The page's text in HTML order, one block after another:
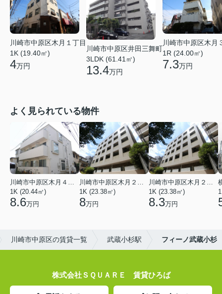
川崎市中原区木月１丁目
1K (19.40㎡)
4万円
川崎市中原区井田三舞町
3LDK (61.41㎡)
13.4万円
川崎市中原区木月
1R (24.00㎡)
7.3万円
よく見られている物件
川崎市中原区木月４丁目
1K (20.44㎡)
8.6万円
川崎市中原区木月２丁目
1K (23.38㎡)
8万円
川崎市中原区木月２丁目
1K (23.38㎡)
8.3万円
川崎市中原区の賃貸一覧 武蔵小杉駅 フィーノ武蔵小杉
株式会社ＳＱＵＡＲＥ 賃貸ひろば